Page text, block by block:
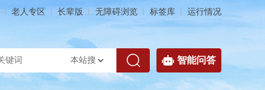
老人专区 长辈版 无障碍浏览 标签库 运行情况
智能问答